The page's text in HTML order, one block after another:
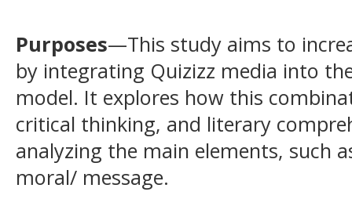
Purposes—This study aims to
by integrating Quizizz media into
model. It explores how this
critical thinking, and literary
analyzing the main elements, such
moral/ message.